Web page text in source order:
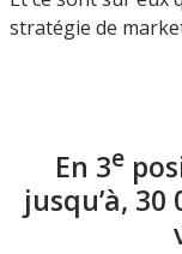
stratégie de
En 3e
jusqu’à, 30